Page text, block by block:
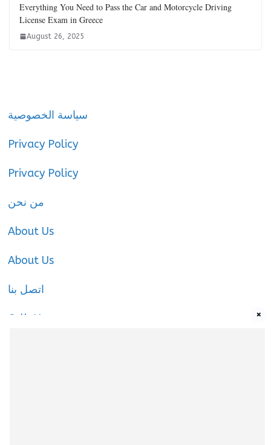
Everything You Need to Pass the Car and Motorcycle Driving
License Exam in Greece
August 26, 2025
سياسة الخصوصية
Privacy Policy
Privacy Policy
من نحن
About Us
About Us
اتصل بنا
Call-Us ×